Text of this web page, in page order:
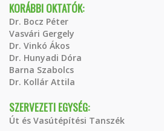
KORÁBBI OKTATÓK:
Dr. Bocz Péter
Vasvári Gergely
Dr. Vinkó Ákos
Dr. Hunyadi Dóra
Barna Szabolcs
Dr. Kollár Attila
SZERVEZETI EGYSÉG:
Út és Vasútépítési Tanszék